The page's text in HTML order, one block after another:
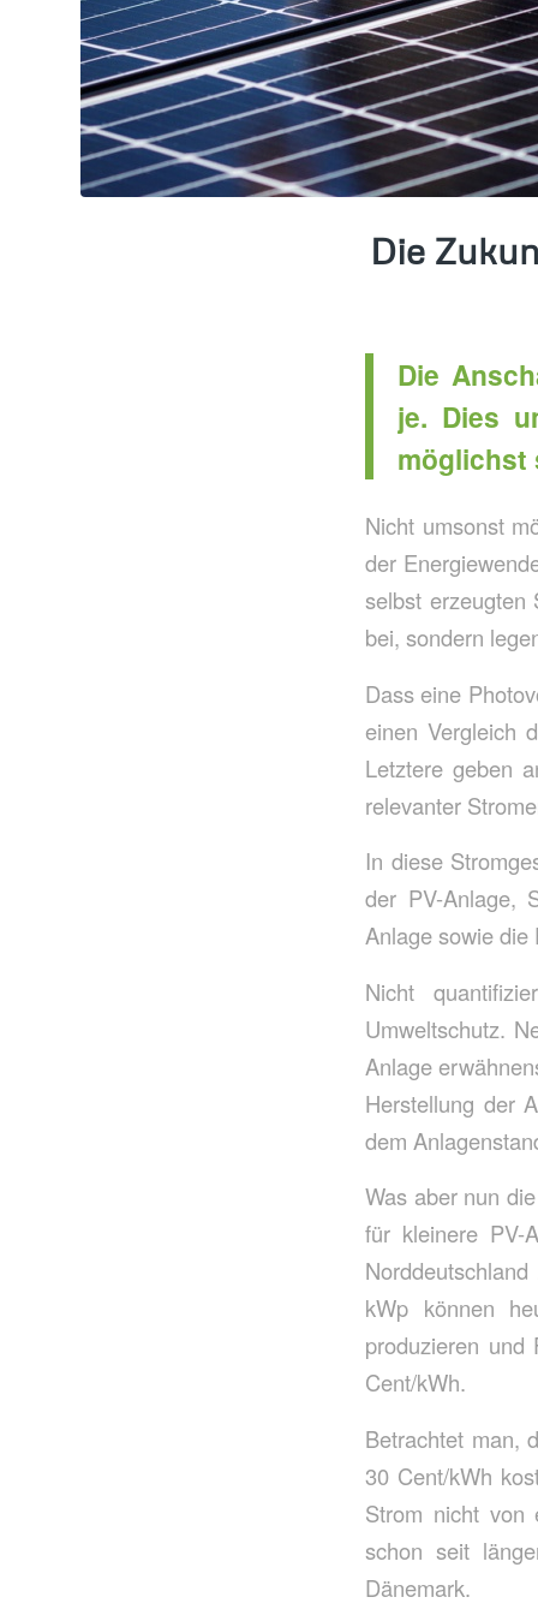
Die
Die
je. Dies
möglichst
Nicht umsonst
der
selbst erzeugten
bei, sondern
Dass eine
einen Vergleich
Letztere geben
relevanter
In diese
der PV-Anlage,
Anlage sowie die
Nicht
Umweltschutz.
Anlage
Herstellung der
dem
Was aber nun
für kleinere PV-
kWp können
produzieren
Cent/kWh.
Betrachtet man,
30 Cent/kWh
Strom nicht von
schon seit
Dänemark.